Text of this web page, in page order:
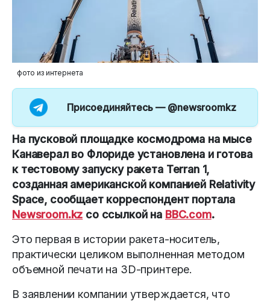
фото из интернета
Присоединяйтесь — @newsroomkz
На пусковой площадке космодрома на мысе
Канаверал во Флориде установлена и готова
к тестовому запуску ракета Terran 1,
созданная американской компанией Relativity
Space, сообщает корреспондент портала
Newsroom.kz со ссылкой на BBC.com.
Это первая в истории ракета-носитель,
практически целиком выполненная методом
объемной печати на 3D-принтере.
В заявлении компании утверждается, что